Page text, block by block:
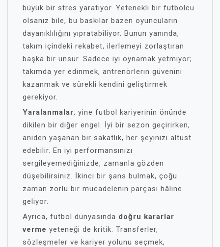
büyük bir stres yaratıyor. Yetenekli bir futbolcu
olsanız bile, bu baskılar bazen oyuncuların
dayanıklılığını yıpratabiliyor. Bunun yanında,
takım içindeki rekabet, ilerlemeyi zorlaştıran
başka bir unsur. Sadece iyi oynamak yetmiyor;
takımda yer edinmek, antrenörlerin güvenini
kazanmak ve sürekli kendini geliştirmek
gerekiyor.
Yaralanmalar, yine futbol kariyerinin önünde
dikilen bir diğer engel. İyi bir sezon geçirirken,
aniden yaşanan bir sakatlık, her şeyinizi altüst
edebilir. En iyi performansınızı
sergileyemediğinizde, zamanla gözden
düşebilirsiniz. İkinci bir şans bulmak, çoğu
zaman zorlu bir mücadelenin parçası hâline
geliyor.
Ayrıca, futbol dünyasında doğru kararlar
verme yeteneği de kritik. Transferler,
sözleşmeler ve kariyer yolunu seçmek,